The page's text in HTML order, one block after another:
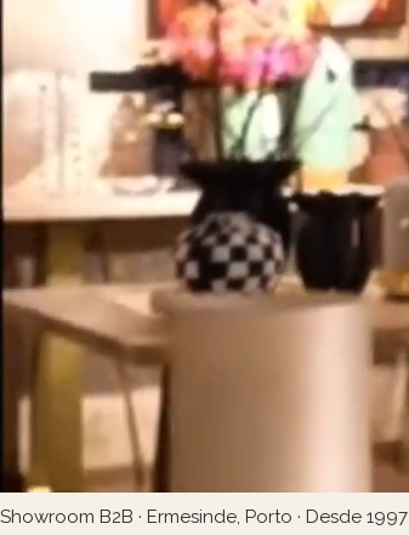
Showroom B2B · Ermesinde, Porto · Desde 1997